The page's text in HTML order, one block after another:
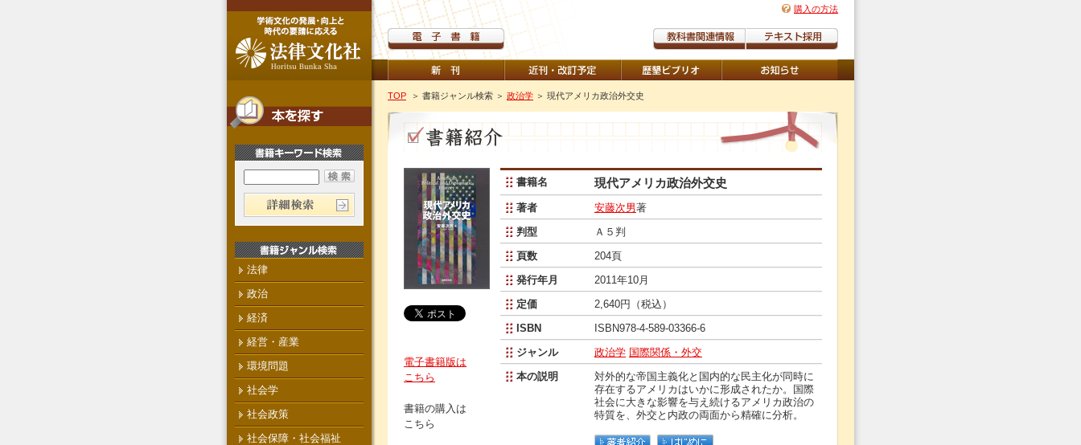
購入の方法
TOP ＞ 書籍ジャンル検索 ＞ 政治学 ＞ 現代アメリカ政治外交史
電子書籍版は
こちら
書籍の購入は
こちら
書籍名 現代アメリカ政治外交史
著者 安藤次男著
判型
Ａ５判
頁数
204頁
発行年月
2011年10月
定価
2,640円（税込）
ISBN
ISBN978-4-589-03366-6
ジャンル
政治学 国際関係・外交
本の説明
対外的な帝国主義化と国内的な民主化が同時に
存在するアメリカはいかに形成されたか。国際
社会に大きな影響を与え続けるアメリカ政治の
特質を、外交と内政の両面から精確に分析。
法律
政治
経済
経営・産業
環境問題
社会学
社会政策
社会保障・社会福祉